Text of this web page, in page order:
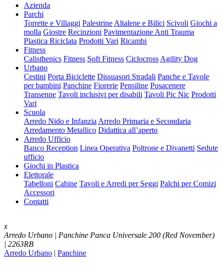
Azienda
Parchi
Torrette e Villaggi Palestrine Altalene e Bilici Scivoli Giochi a
molla Giostre Recinzioni Pavimentazione Anti Trauma
Plastica Riciclata Prodotti Vari Ricambi
Fitness
Calisthenics Fitness Soft Fitness Ciclocross Agility Dog
Urbano
Cestini Porta Biciclette Dissuasori Stradali Panche e Tavole
per bambini Panchine Fiorerie Pensiline Posacenere
Transenne Tavoli inclusivi per disabili Tavoli Pic Nic Prodotti
Vari
Scuola
Arredo Nido e Infanzia Arredo Primaria e Secondaria
Arredamento Metallico Didattica all’aperto
Arredo Ufficio
Banco Reception Linea Operativa Poltrone e Divanetti Sedute
ufficio
Giochi in Plastica
Elettorale
Tabelloni Cabine Tavoli e Arredi per Seggi Palchi per Comizi
Accessori
Contatti
x
Arredo Urbano | Panchine Panca Universale 200 (Red November)
| 2263RB
Arredo Urbano | Panchine